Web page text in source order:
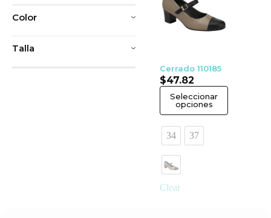
Color
Talla
Cerrado 110185
$47.82
Seleccionar
opciones
34 37
Clear